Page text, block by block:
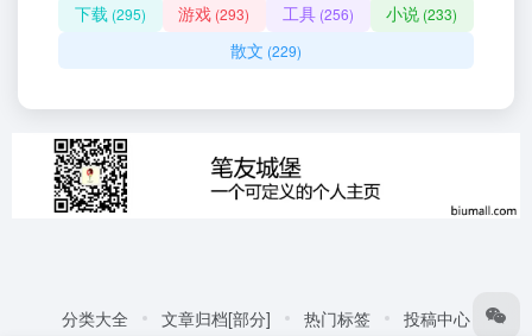
下载 (295) 游戏 (293) 工具(256) 小说 (233)
散文 (229)
分类大全 文章归档[部分] 热门标签 投稿中心